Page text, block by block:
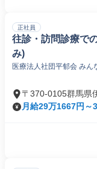
正社員
往診・訪問診療で
み)
医療法人社団平郁会 みん
〒370-0105群馬県
月給29万1667円～